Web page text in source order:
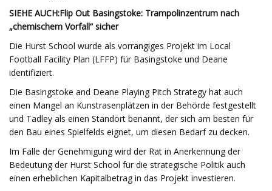
SIEHE AUCH:Flip Out Basingstoke: Trampolinzentrum nach
„chemischem Vorfall“ sicher
Die Hurst School wurde als vorrangiges Projekt im Local
Football Facility Plan (LFFP) für Basingstoke und Deane
identifiziert.
Die Basingstoke and Deane Playing Pitch Strategy hat auch
einen Mangel an Kunstrasenplätzen in der Behörde festgestellt
und Tadley als einen Standort benannt, der sich am besten für
den Bau eines Spielfelds eignet, um diesen Bedarf zu decken.
Im Falle der Genehmigung wird der Rat in Anerkennung der
Bedeutung der Hurst School für die strategische Politik auch
einen erheblichen Kapitalbetrag in das Projekt investieren.